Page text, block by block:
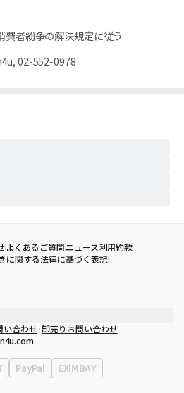
費者紛争の解決規定に従う
02-552-0978
よくあるご質問ニュース利用約款
に関する法律に基づく表記
区永東大路513、3階(三成洞、coex)
い合わせ 卸売りお問い合わせ
PayPal
EXIMBAY